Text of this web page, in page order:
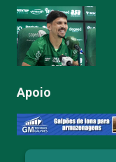
Apoio